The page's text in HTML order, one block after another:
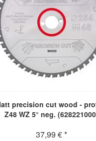
precision cut wood -
Z48 WZ 5° neg.
37,99 € *